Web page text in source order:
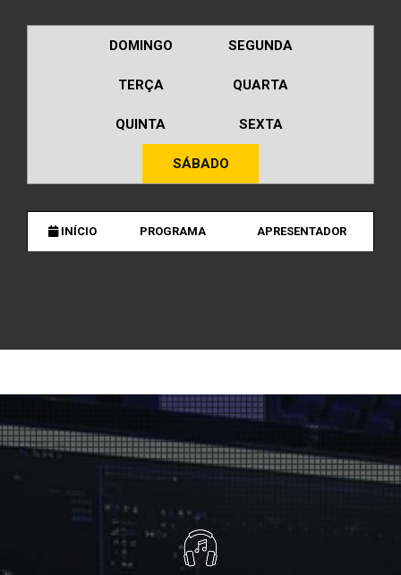
DOMINGO SEGUNDA
TERÇA QUARTA
QUINTA SEXTA
SÁBADO
INÍCIO PROGRAMA APRESENTADOR